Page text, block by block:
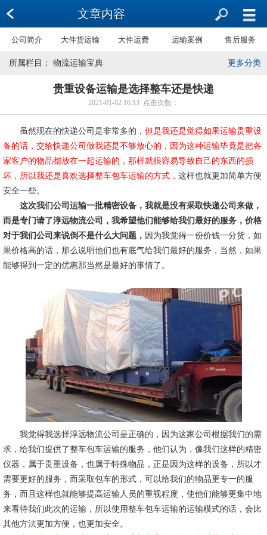
文章内容
公司简介 大件货运输 大件运费 运输案例 售后服务
更多分类
所属栏目： 物流运输宝典
贵重设备运输是选择整车还是快递
2021-01-02 16:13 点击次数：
虽然现在的快递公司是非常多的， 但是我还是觉得如果运输贵重设
备的话，交给快递公司做我还是不够放心的，因为这种运输毕竟是把各
家客户的物品都放在一起运输的，那样就很容易导致自己的东西的损
坏，所以我还是喜欢选择整车包车运输的方式， 这样也就更加简单方便
安全一些。
这次我们公司运输一批精密设备，我就是没有采取快递公司来做，
而是专门请了淳远物流公司，我希望他们能够给我们最好的服务，价格
对于我们公司来说倒不是什么大问题， 因为我觉得一份价钱一分货，如
果价格高的话，那么说明他们也有底气给我们最好的服务，当然，如果
能够得到一定的优惠那当然是最好的事情了。
我觉得我选择淳远物流公司是正确的，因为这家公司根据我们的需
求，给我们提供了整车包车运输的服务，他们认为，像我们这样的精密
仪器，属于贵重设备 ，也属于特殊物品，正是因为这样的设备 ，所以才
需要更好的服务，而采取包车的形式，可以给我们的物品更专一的服
务，而且这样也就能够提高运输人员的重视程度，使他们能够更集中地
来看待我们此次的运输，所以使用整车包车运输的运输模式的话，会比
其他方法更加方便，也更加安全。